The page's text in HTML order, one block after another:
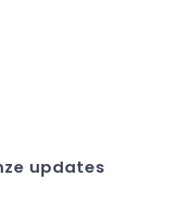
updates